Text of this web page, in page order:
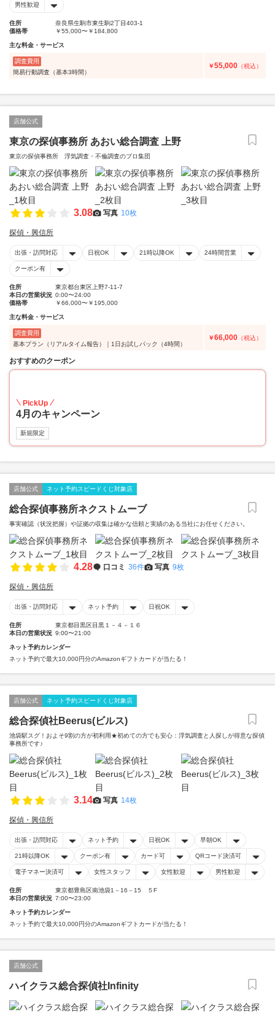
男性歓迎
住所
奈良県生駒市東生駒2丁目403-1
価格帯
￥55,000〜￥184,800
主な料金・サービス
調査費用
簡易行動調査（基本3時間）
￥55,000 （税込）
店舗公式
東京の探偵事務所 あおい総合調査 上野
東京の探偵事務所 浮気調査・不倫調査のプロ集団
3.08 写真 10枚
探偵・興信所
出張・訪問対応 日祝OK 21時以降OK 24時間営業
クーポン有
住所
東京都台東区上野7-11-7
本日の営業状況 0:00〜24:00
価格帯
￥66,000〜￥195,000
主な料金・サービス
調査費用
基本プラン（リアルタイム報告）｜1日お試しパック（4時間）
￥66,000 （税込）
おすすめのクーポン
PickUp
4月のキャンペーン
新規限定
店舗公式 ネット予約スピードくじ対象店
総合探偵事務所ネクストムーブ
事実確認（状況把握）や証拠の収集は確かな信頼と実績のある当社にお任せください。
4.28 口コミ 36件 写真 9枚
探偵・興信所
出張・訪問対応 ネット予約 日祝OK
住所
東京都目黒区目黒１－４－１６
本日の営業状況 9:00〜21:00
ネット予約カレンダー
ネット予約で最大10,000円分のAmazonギフトカードが当たる！
店舗公式 ネット予約スピードくじ対象店
総合探偵社Beerus(ビルス)
池袋駅スグ！およそ9割の方が初利用★初めての方でも安心：浮気調査と人探しが得意な探偵
事務所です♪
3.14 写真 14枚
探偵・興信所
出張・訪問対応 ネット予約 日祝OK 早朝OK
21時以降OK クーポン有 カード可 QRコード決済可
電子マネー決済可 女性スタッフ 女性歓迎 男性歓迎
住所
東京都豊島区南池袋1－16－15 ５F
本日の営業状況 7:00〜23:00
ネット予約カレンダー
ネット予約で最大10,000円分のAmazonギフトカードが当たる！
店舗公式
ハイクラス総合探偵社Infinity